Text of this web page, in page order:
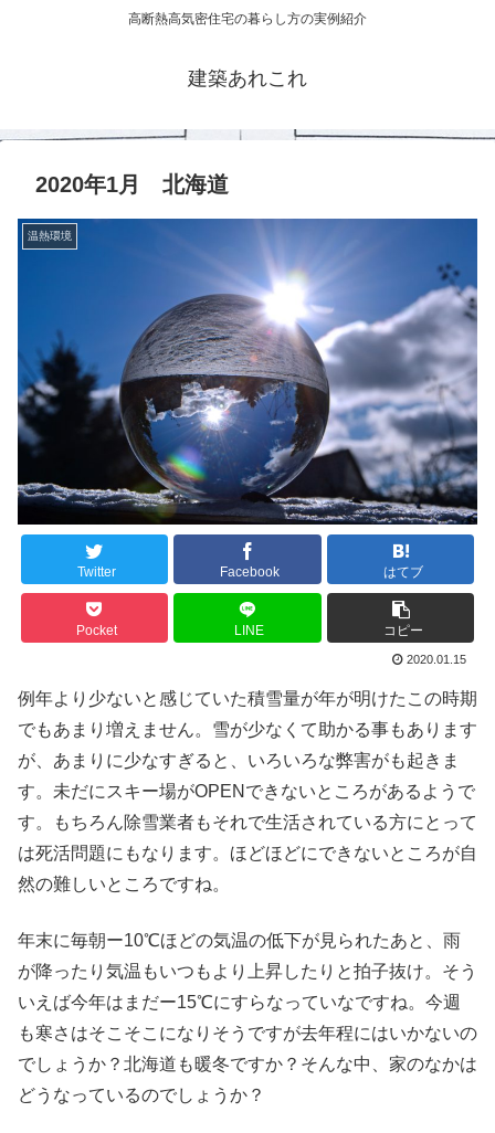
高断熱高気密住宅の暮らし方の実例紹介
建築あれこれ
2020年1月 北海道
温熱環境
Twitter Facebook はてブ
Pocket LINE コピー
2020.01.15
例年より少ないと感じていた積雪量が年が明けたこの時期
でもあまり増えません。雪が少なくて助かる事もあります
が、あまりに少なすぎると、いろいろな弊害がも起きま
す。未だにスキー場がOPENできないところがあるようで
す。もちろん除雪業者もそれで生活されている方にとって
は死活問題にもなります。ほどほどにできないところが自
然の難しいところですね。
年末に毎朝ー10℃ほどの気温の低下が見られたあと、雨
が降ったり気温もいつもより上昇したりと拍子抜け。そう
いえば今年はまだー15℃にすらなっていなですね。今週
も寒さはそこそこになりそうですが去年程にはいかないの
でしょうか？北海道も暖冬ですか？そんな中、家のなかは
どうなっているのでしょうか？